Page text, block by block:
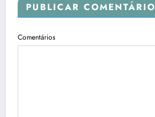
PUBLICAR COMENTÁRIO
Comentários